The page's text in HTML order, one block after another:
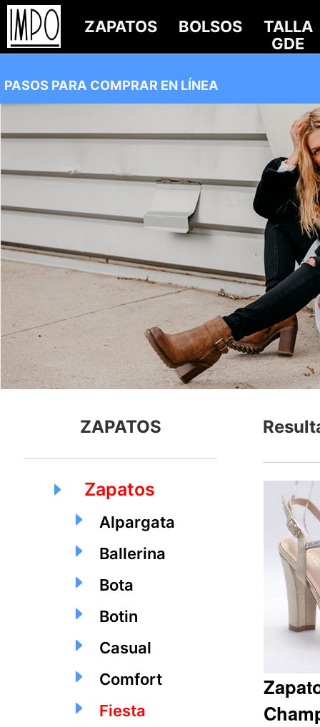
ZAPATOS BOLSOS
TALLA
GDE
PASOS PARA COMPRAR EN LÍNEA
ZAPATOS
Zapatos
Alpargata
Ballerina
Bota
Botin
Casual
Comfort
Fiesta